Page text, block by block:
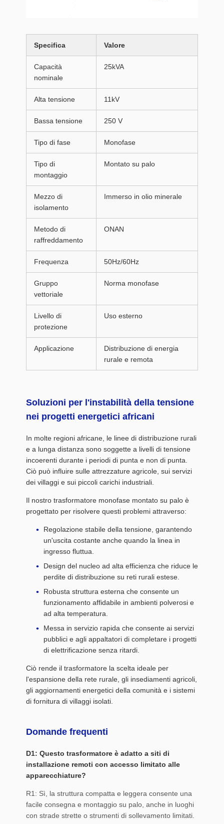
Specifica Valore
Capacità
nominale
25kVA
Alta tensione 11kV
Bassa tensione 250 V
Tipo di fase Monofase
Tipo di
montaggio
Montato su palo
Mezzo di
isolamento
Immerso in olio minerale
Metodo di
raffreddamento
ONAN
Frequenza 50Hz/60Hz
Gruppo
vettoriale
Norma monofase
Livello di
protezione
Uso esterno
Applicazione
Distribuzione di energia
rurale e remota
Soluzioni per l'instabilità della tensione
nei progetti energetici africani
In molte regioni africane, le linee di distribuzione rurali
e a lunga distanza sono soggette a livelli di tensione
incoerenti durante i periodi di punta e non di punta.
Ciò può influire sulle attrezzature agricole, sui servizi
dei villaggi e sui piccoli carichi industriali.
Il nostro trasformatore monofase montato su palo è
progettato per risolvere questi problemi attraverso:
Regolazione stabile della tensione, garantendo
un'uscita costante anche quando la linea in
ingresso fluttua.
Design del nucleo ad alta efficienza che riduce le
perdite di distribuzione su reti rurali estese.
Robusta struttura esterna che consente un
funzionamento affidabile in ambienti polverosi e
ad alta temperatura.
Messa in servizio rapida che consente ai servizi
pubblici e agli appaltatori di completare i progetti
di elettrificazione senza ritardi.
Ciò rende il trasformatore la scelta ideale per
l'espansione della rete rurale, gli insediamenti agricoli,
gli aggiornamenti energetici della comunità e i sistemi
di fornitura di villaggi isolati.
Domande frequenti
D1: Questo trasformatore è adatto a siti di
installazione remoti con accesso limitato alle
apparecchiature?
R1: Sì, la struttura compatta e leggera consente una
facile consegna e montaggio su palo, anche in luoghi
con strade strette o strumenti di sollevamento limitati.